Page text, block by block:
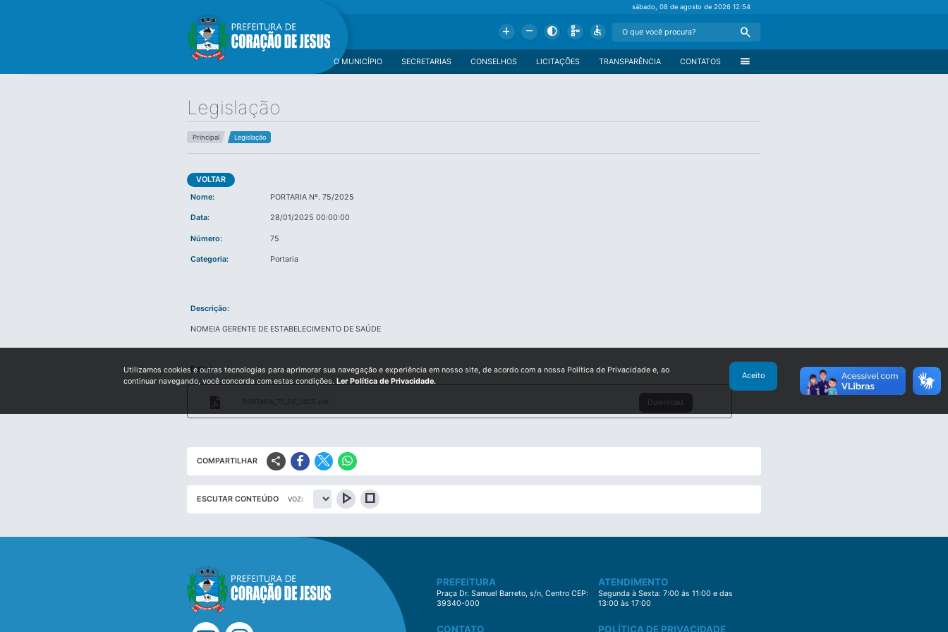
sábado, 08 de agosto de 202612:54
Add Remove Contrast Schema Accessible Search
menu
CONTATOS
TRANSPARÊNCIA
LICITAÇÕES
CONSELHOS
SECRETARIAS
O MUNICÍPIO
Legislação
Principal Legislação
VOLTAR
Nome:
PORTARIA Nº. 75/2025
Data: 28/01/2025 00:00:00
Número: 75
Categoria: Portaria
Descrição:
NOMEIA GERENTE DE ESTABELECIMENTO DE SAÚDE
Edital:
PORTARIA_75_DE_2025.pdf Download
COMPARTILHAR share
ESCUTAR CONTEÚDO VOZ: play_arrow stop
PREFEITURA
Praça Dr. Samuel Barreto, s/n, Centro CEP:
39340-000
ATENDIMENTO
Segunda à Sexta: 7:00 às 11:00 e das
13:00 às 17:00
CONTATO POLÍTICA DE PRIVACIDADE
Utilizamos cookies e outras tecnologias para aprimorar sua navegação e experiência em nosso site, de acordo com a nossa Política de Privacidade e, ao
continuar navegando, você concorda com estas condições. Ler Política de Privacidade.
Aceito